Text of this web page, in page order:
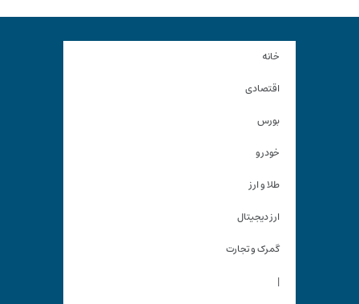
خانه
اقتصادی
بورس
خودرو
طلا و ارز
ارز دیجیتال
گمرک و تجارت
|